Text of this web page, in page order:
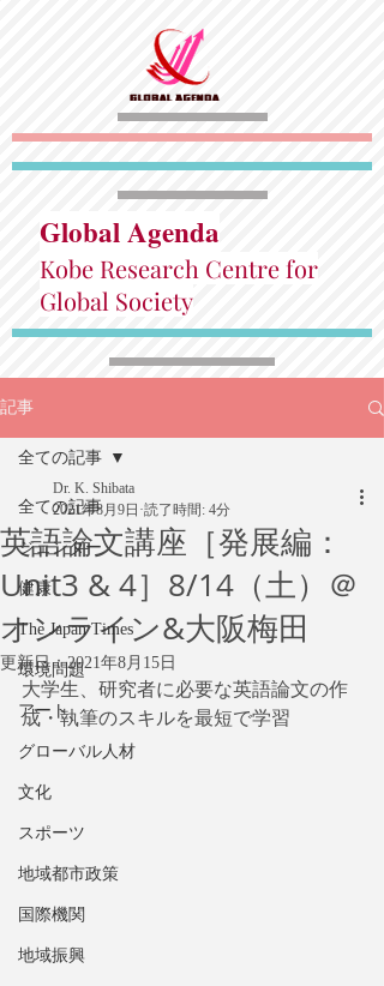
Global Agenda
Kobe Research Centre for
Global Society
記事
全ての記事
ジェンダー
健康
The Japan Times
環境問題
アート
グローバル人材
文化
スポーツ
地域都市政策
国際機関
地域振興
全ての記事
英語論文講座［発展編：
Unit3 & 4］8/14（土）＠
オンライン&大阪梅田
Dr. K. Shibata
2021年8月9日 読了時間: 4分
更新日：2021年8月15日
大学生、研究者に必要な英語論文の作
成・執筆のスキルを最短で学習